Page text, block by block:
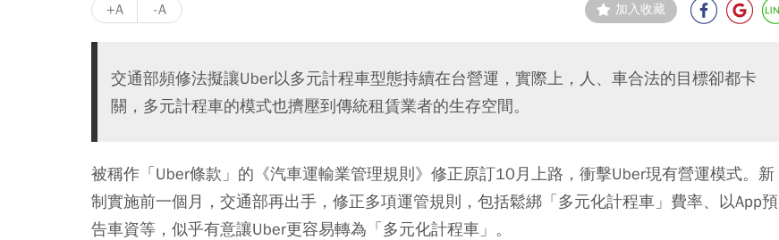
+A -A 加入收藏
交通部頻修法擬讓Uber以多元計程車型態持續在台營運，實際上，人、車合法的目標卻都卡
關，多元計程車的模式也擠壓到傳統租賃業者的生存空間。
被稱作「Uber條款」的《汽車運輸業管理規則》修正原訂10月上路，衝擊Uber現有營運模式。新
制實施前一個月，交通部再出手，修正多項運管規則，包括鬆綁「多元化計程車」費率、以App預
告車資等，似乎有意讓Uber更容易轉為「多元化計程車」。